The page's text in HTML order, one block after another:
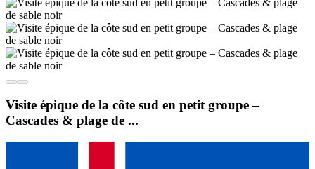
Visite épique de la côte sud en petit groupe –
Cascades & plage de ...